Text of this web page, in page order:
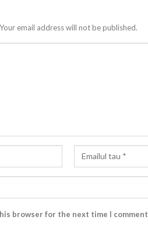
Your email address will not be published.
browser for the next time I